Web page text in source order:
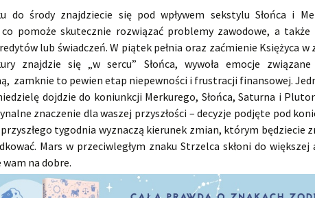
do środy znajdziecie się pod wpływem sekstylu Słońca i
pomoże skutecznie rozwiązać problemy zawodowe, a także
lub świadczeń. W piątek pełnia oraz zaćmienie Księżyca w
znajdzie się „w sercu” Słońca, wywoła emocje
zamknie to pewien etap niepewności i frustracji finansowej.
dojdzie do koniunkcji Merkurego, Słońca, Saturna i
znaczenie dla waszej przyszłości – decyzje podjęte pod
tygodnia wyznaczą kierunek zmian, którym będziecie
Mars w przeciwległym znaku Strzelca skłoni do większej
wam na dobre.